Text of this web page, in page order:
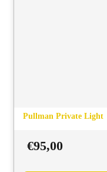
Pullman Private Light
€95,00